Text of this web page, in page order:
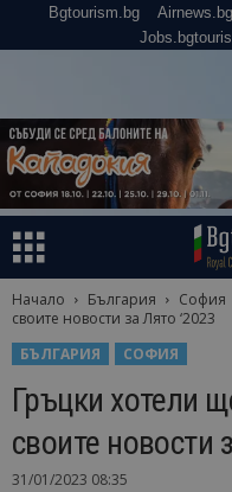
Bgtourism.bg Airnews.bg
Начало България София
своите новости за Лято ‘2023
БЪЛГАРИЯ
СОФИЯ
Гръцки хотели
своите новости
31/01/2023 08:35